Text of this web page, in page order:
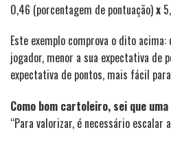
0,46 (porcentagem de pontuação)x
Este exemplo comprova o dito
jogador, menor a sua expectativa de
expectativa de pontos, mais fácil
Como bom cartoleiro, sei que
“Para valorizar, é necessário escalar